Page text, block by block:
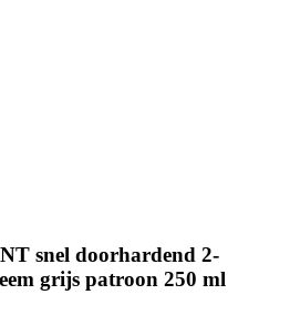
snel doorhardend 2-
grijs patroon 250 ml